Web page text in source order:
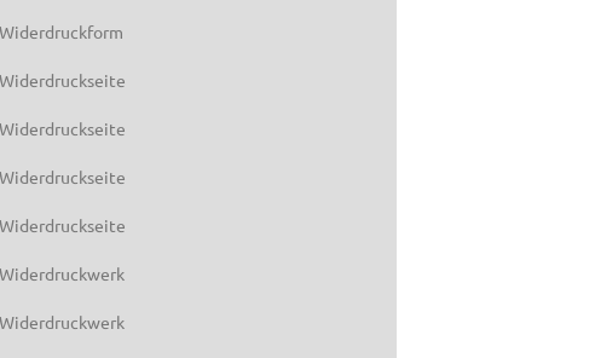
Widerdruckform
Widerdruckseite
Widerdruckseite
Widerdruckseite
Widerdruckseite
Widerdruckwerk
Widerdruckwerk